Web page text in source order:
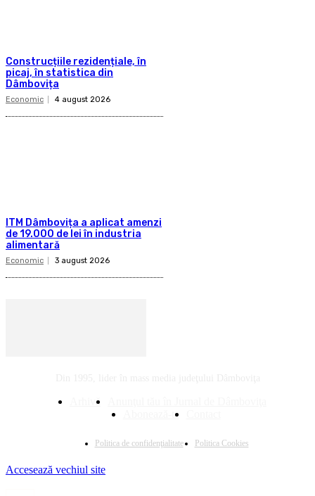
Construcțiile rezidențiale, în
picaj, în statistica din
Dâmbovița
Economic 4 august 2026
ITM Dâmbovița a aplicat amenzi
de 19.000 de lei în industria
alimentară
Economic 3 august 2026
Arhivă
Abonează-te
Politica de confidenţialitate Politica Cookies
Accesează vechiul site